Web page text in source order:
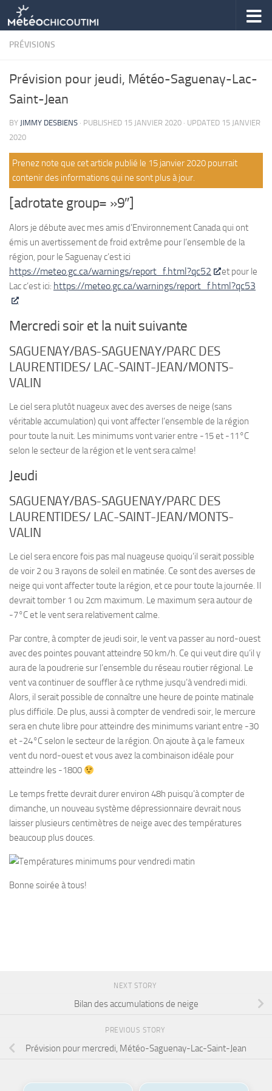
Skip to content
PRÉVISIONS
Prévision pour jeudi, Météo-Saguenay-Lac-
Saint-Jean
BY JIMMY DESBIENS · PUBLISHED 15 JANVIER 2020 · UPDATED 15 JANVIER
2020
Prenez note que cet article publié le 15 janvier 2020 pourrait
contenir des informations qui ne sont plus à jour.
[adrotate group= »9″]
Alors je débute avec mes amis d’Environnement Canada qui ont
émis un avertissement de froid extrême pour l’ensemble de la
région, pour le Saguenay c’est ici
https://meteo.gc.ca/warnings/report_f.html?qc52
et pour le
Lac c’est ici: https://meteo.gc.ca/warnings/report_f.html?qc53
Mercredi soir et la nuit suivante
SAGUENAY/BAS-SAGUENAY/PARC DES
LAURENTIDES/ LAC-SAINT-JEAN/MONTS-
VALIN
Le ciel sera plutôt nuageux avec des averses de neige (sans
véritable accumulation) qui vont affecter l’ensemble de la région
pour toute la nuit. Les minimums vont varier entre -15 et -11°C
selon le secteur de la région et le vent sera calme!
Jeudi
SAGUENAY/BAS-SAGUENAY/PARC DES
LAURENTIDES/ LAC-SAINT-JEAN/MONTS-
VALIN
Le ciel sera encore fois pas mal nuageuse quoiqu’il serait possible
de voir 2 ou 3 rayons de soleil en matinée. Ce sont des averses de
neige qui vont affecter toute la région, et ce pour toute la journée. Il
devrait tomber 1 ou 2cm maximum. Le maximum sera autour de
-7°C et le vent sera relativement calme.
Par contre, à compter de jeudi soir, le vent va passer au nord-ouest
avec des pointes pouvant atteindre 50 km/h. Ce qui veut dire qu’il y
aura de la poudrerie sur l’ensemble du réseau routier régional. Le
vent va continuer de souffler à ce rythme jusqu’à vendredi midi.
Alors, il serait possible de connaître une heure de pointe matinale
plus difficile. De plus, aussi à compter de vendredi soir, le mercure
sera en chute libre pour atteindre des minimums variant entre -30
et -24°C selon le secteur de la région. On ajoute à ça le fameux
vent du nord-ouest et vous avez la combinaison idéale pour
atteindre les -1800
Le temps frette devrait durer environ 48h puisqu’à compter de
dimanche, un nouveau système dépressionnaire devrait nous
laisser plusieurs centimètres de neige avec des températures
beaucoup plus douces.
Bonne soirée à tous!
NEXT STORY
Bilan des accumulations de neige
PREVIOUS STORY
Prévision pour mercredi, Météo-Saguenay-Lac-Saint-Jean